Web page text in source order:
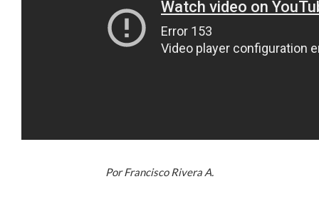
Por Francisco Rivera A.